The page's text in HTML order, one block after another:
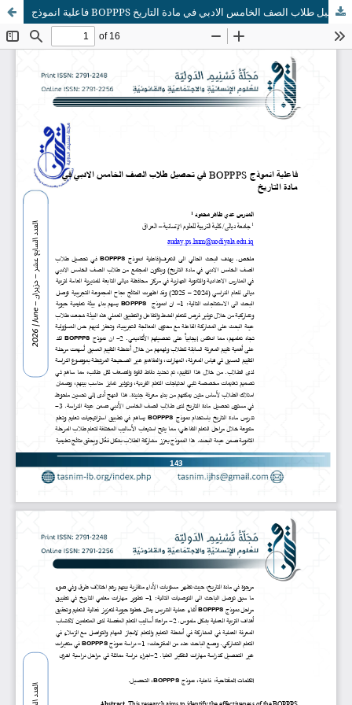
فاعلية انموذج BOPPPS في تحصيل طلاب الصف الخامس الادبي في مادة التاريخ